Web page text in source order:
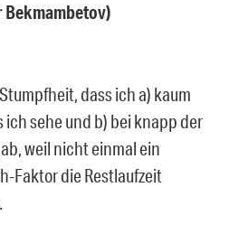
dass ich a) kaum
sehe und b) bei knapp der
weil nicht einmal ein
Faktor die Restlaufzeit